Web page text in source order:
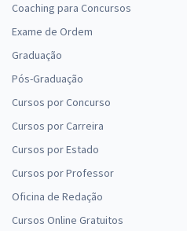
Coaching para Concursos
Exame de Ordem
Graduação
Pós-Graduação
Cursos por Concurso
Cursos por Carreira
Cursos por Estado
Cursos por Professor
Oficina de Redação
Cursos Online Gratuitos